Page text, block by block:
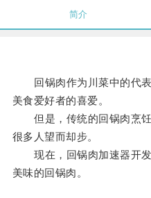
简介
回锅肉作为川菜中的代表
美食爱好者的喜爱。
但是，传统的回锅肉烹饪
很多人望而却步。
现在，回锅肉加速器开发
美味的回锅肉。